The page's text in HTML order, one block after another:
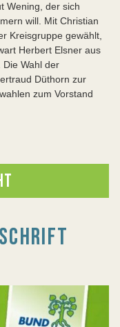
Wening, der sich
will. Mit Christian
Kreisgruppe gewählt,
Herbert Elsner aus
Wahl der
Düthorn zur
zum Vorstand